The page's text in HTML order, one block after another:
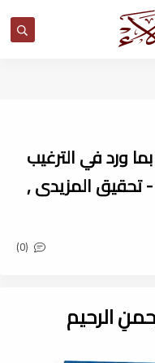
ورد في الترغيب
- تحقيق المزيدى ,
(0)
الرحيم